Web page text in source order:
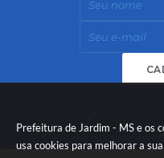
Prefeitura de Jardim - MS e os
usa cookies para melhorar a